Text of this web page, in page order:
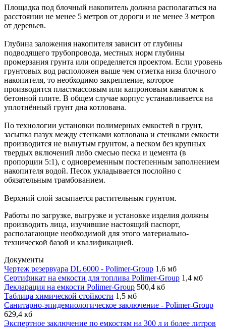
Площадка под блочный накопитель должна располагаться на
расстоянии не менее 5 метров от дороги и не менее 3 метров
от деревьев.
Глубина заложения накопителя зависит от глубины
подводящего трубопровода, местных норм глубины
промерзания грунта или определяется проектом. Если уровень
грунтовых вод расположен выше чем отметка низа блочного
накопителя, то необходимо закрепление, которое
производится пластмассовым или капроновым канатом к
бетонной плите. В общем случае корпус устанавливается на
уплотнённый грунт дна котлована.
По технологии установки полимерных емкостей в грунт,
засыпка пазух между стенками котлована и стенками емкости
производится не вынутым грунтом, а песком без крупных
твердых включений либо смесью песка и цемента (в
пропорции 5:1), с одновременным постепенным заполнением
накопителя водой. Песок укладывается послойно с
обязательным трамбованием.
Верхний слой засыпается растительным грунтом.
Работы по загрузке, выгрузке и установке изделия должны
производить лица, изучившие настоящий паспорт,
располагающие необходимой для этого материально-
технической базой и квалификацией.
Документы
Чертеж резервуара DL 6000 - Polimer-Group 1,6 мб
Сертификат на емкости для топлива Polimer-Group 1,4 мб
Декларация на емкости Polimer-Group 500,4 кб
Таблица химической стойкости 1,5 мб
Санитарно-эпидемиологическое заключение - Polimer-Group
629,4 кб
Экспертное заключение по емкостям на 300 л и более литров